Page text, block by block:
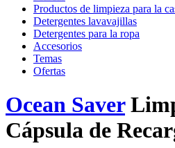
Productos de limpieza para la
Detergentes lavavajillas
Detergentes para la ropa
Accesorios
Temas
Ofertas
Ocean Saver
Cápsula de